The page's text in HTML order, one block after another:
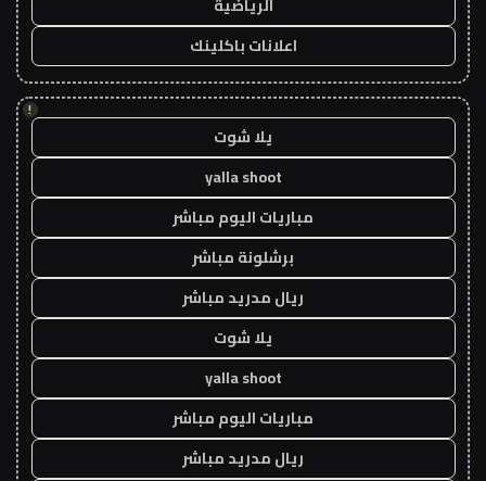
اعلانات باكلينك
!
يلا شوت
yalla shoot
مباريات اليوم مباشر
برشلونة مباشر
ريال مدريد مباشر
يلا شوت
yalla shoot
مباريات اليوم مباشر
ريال مدريد مباشر